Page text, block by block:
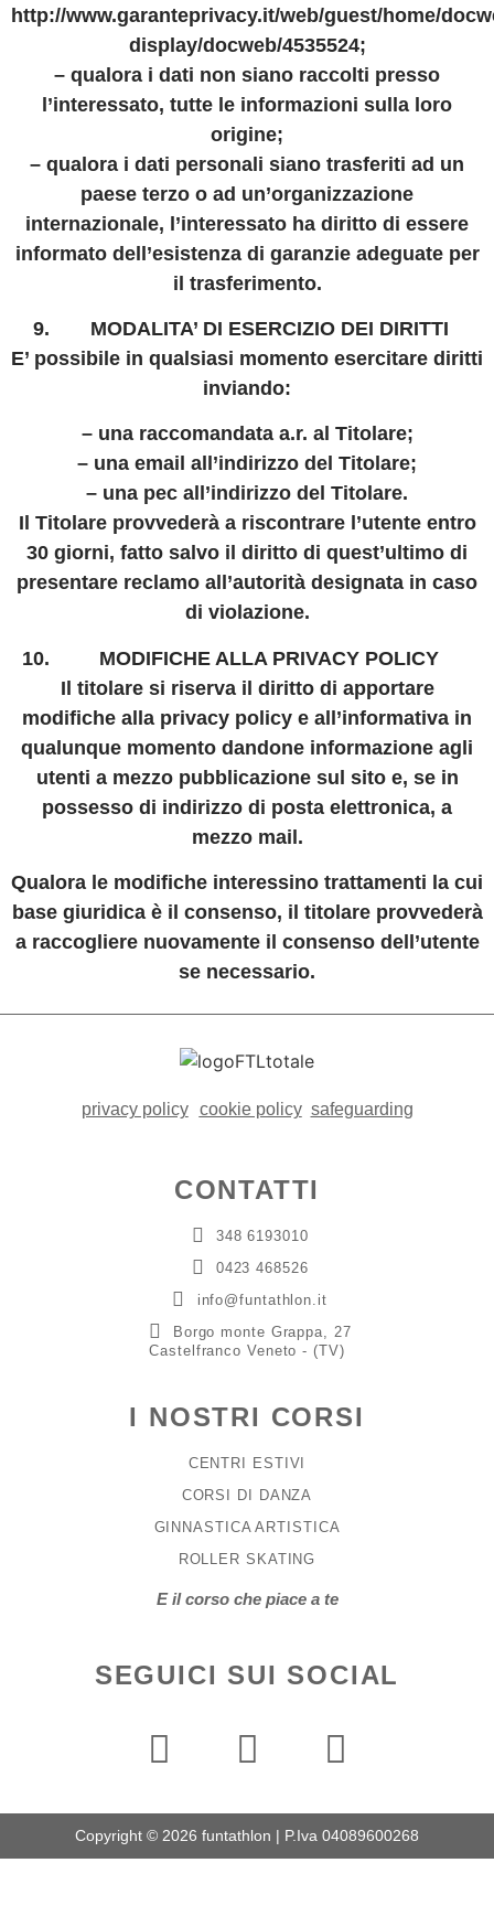
http://www.garanteprivacy.it/web/guest/home/
display/docweb/4535524;
– qualora i dati non siano raccolti presso
l’interessato, tutte le informazioni sulla loro
origine;
– qualora i dati personali siano trasferiti ad un
paese terzo o ad un’organizzazione
internazionale, l’interessato ha diritto di essere
informato dell’esistenza di garanzie adeguate per
il trasferimento.
MODALITA’ DI ESERCIZIO DEI DIRITTI
E’ possibile in qualsiasi momento esercitare diritti
inviando:
– una raccomandata a.r. al Titolare;
– una email all’indirizzo del Titolare;
– una pec all’indirizzo del Titolare.
Il Titolare provvederà a riscontrare l’utente entro
30 giorni, fatto salvo il diritto di quest’ultimo di
presentare reclamo all’autorità designata in caso
di violazione.
MODIFICHE ALLA PRIVACY POLICY
Il titolare si riserva il diritto di apportare
modifiche alla privacy policy e all’informativa in
qualunque momento dandone informazione agli
utenti a mezzo pubblicazione sul sito e, se in
possesso di indirizzo di posta elettronica, a
mezzo mail.
Qualora le modifiche interessino trattamenti la cui
base giuridica è il consenso, il titolare provvederà
a raccogliere nuovamente il consenso dell’utente
se necessario.
privacy policy cookie policy safeguarding
CONTATTI
348 6193010
0423 468526
info@funtathlon.it
Borgo monte Grappa, 27
Castelfranco Veneto - (TV)
I NOSTRI CORSI
CENTRI ESTIVI
CORSI DI DANZA
GINNASTICA ARTISTICA
ROLLER SKATING
E il corso che piace a te
SEGUICI SUI SOCIAL
Copyright © 2026 funtathlon | P.Iva 04089600268